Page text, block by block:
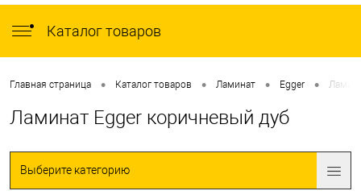
Каталог товаров
Главная страница • Каталог товаров • Ламинат • Egger •
Ламинат Egger коричневый дуб
Выберите категорию